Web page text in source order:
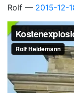
Rolf 2015-12-